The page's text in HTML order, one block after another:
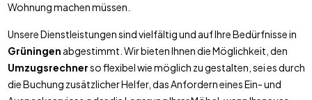
Wohnung machen müssen.
Unsere Dienstleistungen sind vielfältig und auf Ihre Bedürfnisse in
Grüningen abgestimmt. Wir bieten Ihnen die Möglichkeit, den
Umzugsrechnerso flexibel wie möglich zu gestalten, sei es durch
die Buchung zusätzlicher Helfer, das Anfordern eines Ein- und